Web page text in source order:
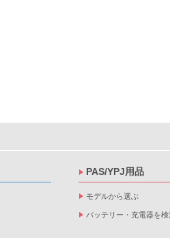
PAS/YPJ用品
モデルから選ぶ
バッテリー・充電器を検